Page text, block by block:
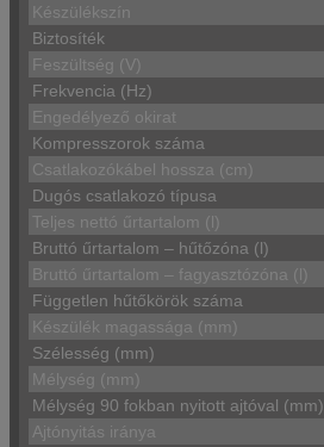
Készülékszín
Biztosíték
Feszültség (V)
Frekvencia (Hz)
Engedélyező okirat
Kompresszorok száma
Csatlakozókábel hossza (cm)
Dugós csatlakozó típusa
Teljes nettó űrtartalom (l)
Bruttó űrtartalom – hűtőzóna (l)
Bruttó űrtartalom – fagyasztózóna (l)
Független hűtőkörök száma
Készülék magassága (mm)
Szélesség (mm)
Mélység (mm)
Mélység 90 fokban nyitott ajtóval (mm)
Ajtónyitás iránya